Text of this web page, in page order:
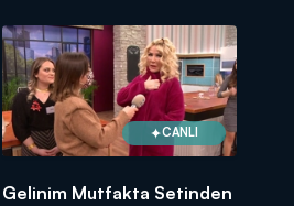
CANLI
Gelinim Mutfakta Setinden